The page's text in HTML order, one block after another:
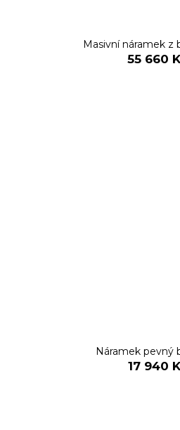
Masivní náramek z
55 660
Náramek pevný
17 940